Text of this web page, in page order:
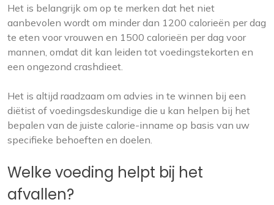
Het is belangrijk om op te merken dat het niet
aanbevolen wordt om minder dan 1200 calorieën per dag
te eten voor vrouwen en 1500 calorieën per dag voor
mannen, omdat dit kan leiden tot voedingstekorten en
een ongezond crashdieet.
Het is altijd raadzaam om advies in te winnen bij een
diëtist of voedingsdeskundige die u kan helpen bij het
bepalen van de juiste calorie-inname op basis van uw
specifieke behoeften en doelen.
Welke voeding helpt bij het
afvallen?